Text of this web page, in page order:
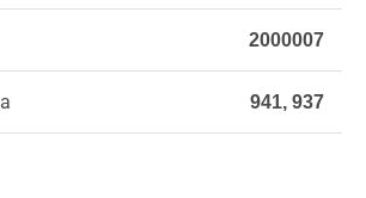
2000007
941, 937